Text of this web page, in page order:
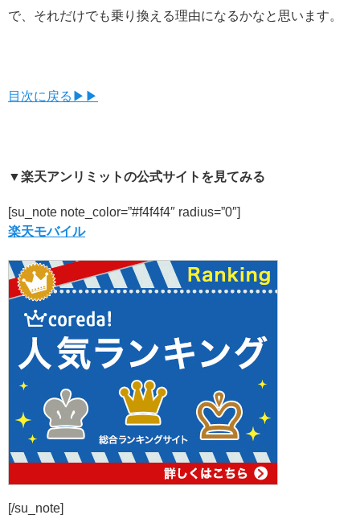
で、それだけでも乗り換える理由になるかなと思います。
目次に戻る▶▶
▼楽天アンリミットの公式サイトを見てみる
[su_note note_color=”#f4f4f4″ radius=”0″]
楽天モバイル
[/su_note]